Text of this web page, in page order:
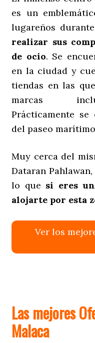
es un
lugareños
realizar sus
de ocio. Se
en la ciudad y
tiendas en las
marcas
Prácticamente
del paseo
Muy cerca del
Dataran
lo que si eres
alojarte por esta
Ver los
Las mejores
Malaca